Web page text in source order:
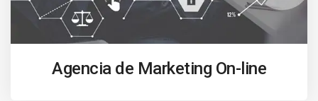
Agencia de Marketing On-line